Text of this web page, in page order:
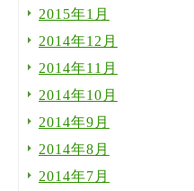
2015年1月
2014年12月
2014年11月
2014年10月
2014年9月
2014年8月
2014年7月